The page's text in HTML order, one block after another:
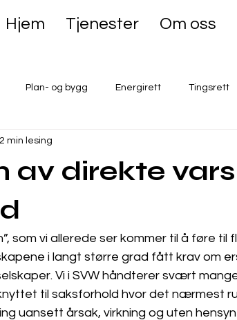
Hjem Tjenester Om oss
Plan- og bygg Energirett Tingsrett
av direkte
2 min lesing
som vi allerede ser kommer til å føre til
i langt større grad fått krav om
Vi i SVW håndterer svært
til saksforhold hvor det nærmest
uansett årsak, virkning og uten